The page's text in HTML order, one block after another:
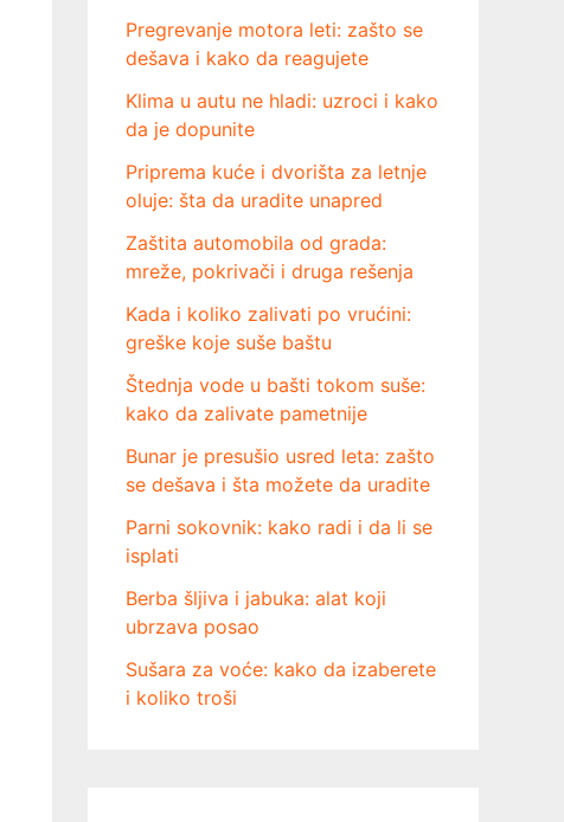
Pregrevanje motora leti: zašto se
dešava i kako da reagujete
Klima u autu ne hladi: uzroci i kako
da je dopunite
Priprema kuće i dvorišta za letnje
oluje: šta da uradite unapred
Zaštita automobila od grada:
mreže, pokrivači i druga rešenja
Kada i koliko zalivati po vrućini:
greške koje suše baštu
Štednja vode u bašti tokom suše:
kako da zalivate pametnije
Bunar je presušio usred leta: zašto
se dešava i šta možete da uradite
Parni sokovnik: kako radi i da li se
isplati
Berba šljiva i jabuka: alat koji
ubrzava posao
Sušara za voće: kako da izaberete
i koliko troši